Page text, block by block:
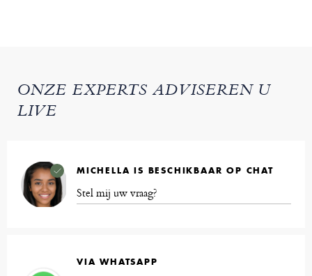
ONZE EXPERTS ADVISEREN U
LIVE
MICHELLA IS BESCHIKBAAR OP CHAT
Stel mij uw vraag?
VIA WHATSAPP